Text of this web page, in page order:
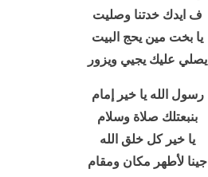
ف ايدك خدتنا وصليت
يا بخت مين يحج البيت
يصلي عليك يجيي ويزور
رسول الله يا خير إمام
بنبعتلك صلاة وسلام
يا خير كل خلق الله
جينا لأطهر مكان ومقام